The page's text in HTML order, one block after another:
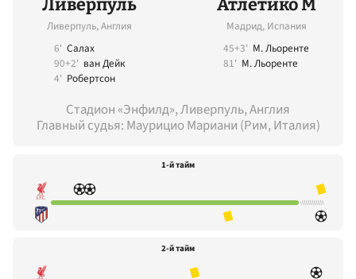
Ливерпуль
Ливерпуль, Англия
6' Салах
90+2' ван Дейк
4' Робертсон
Атлетико М
Мадрид, Испания
45+3' М. Льоренте
81' М. Льоренте
Стадион «Энфилд», Ливерпуль, Англия
Главный судья: Маурицио Мариани (Рим, Италия)
1-й тайм
2-й тайм